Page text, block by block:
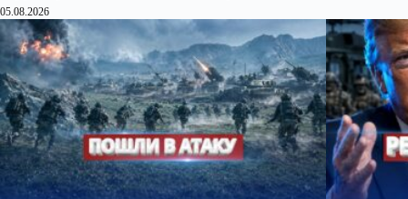
05.08.2026